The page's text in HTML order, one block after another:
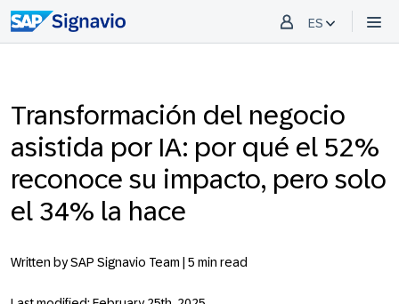
ES
Transformación del negocio
asistida por IA: por qué el 52%
reconoce su impacto, pero solo
el 34% la hace
Written by SAP Signavio Team | 5 min read